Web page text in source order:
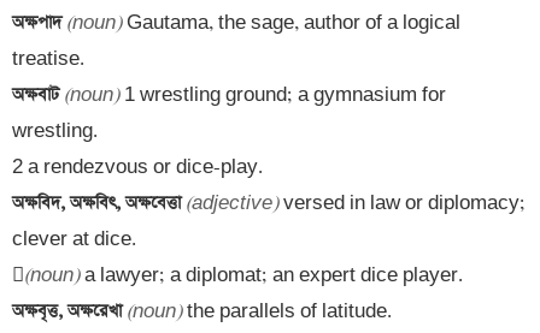
অক্ষপাদ (noun) Gautama, the sage, author of a logical
অক্ষবাট (noun) 1 wrestling ground; a gymnasium for
wrestling.
অক্ষবিদ, অক্ষবিৎ, অক্ষবেত্তা (adjective) versed in law or diplomacy;
clever at dice.
(noun)
অক্ষবৃত্ত, অক্ষরেখা (noun)